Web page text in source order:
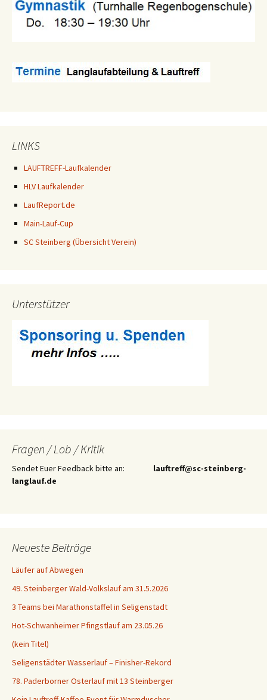
LINKS
LAUFTREFF-Laufkalender
HLV Laufkalender
LaufReport.de
Main-Lauf-Cup
SC Steinberg (Übersicht Verein)
Unterstützer
Fragen / Lob / Kritik
Sendet Euer Feedback bitte an: lauftreff@sc-steinberg-
langlauf.de
Neueste Beiträge
Läufer auf Abwegen
49. Steinberger Wald-Volkslauf am 31.5.2026
3 Teams bei Marathonstaffel in Seligenstadt
Hot-Schwanheimer Pfingstlauf am 23.05.26
(kein Titel)
Seligenstädter Wasserlauf – Finisher-Rekord
78. Paderborner Osterlauf mit 13 Steinberger